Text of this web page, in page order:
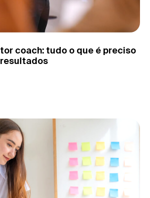
coach: tudo o que é preciso